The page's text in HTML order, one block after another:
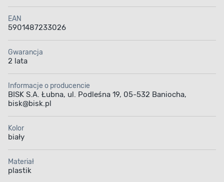
EAN
5901487233026
Gwarancja
2 lata
Informacje o producencie
BISK S.A. Łubna, ul. Podleśna 19, 05-532 Baniocha,
bisk@bisk.pl
Kolor
biały
Materiał
plastik